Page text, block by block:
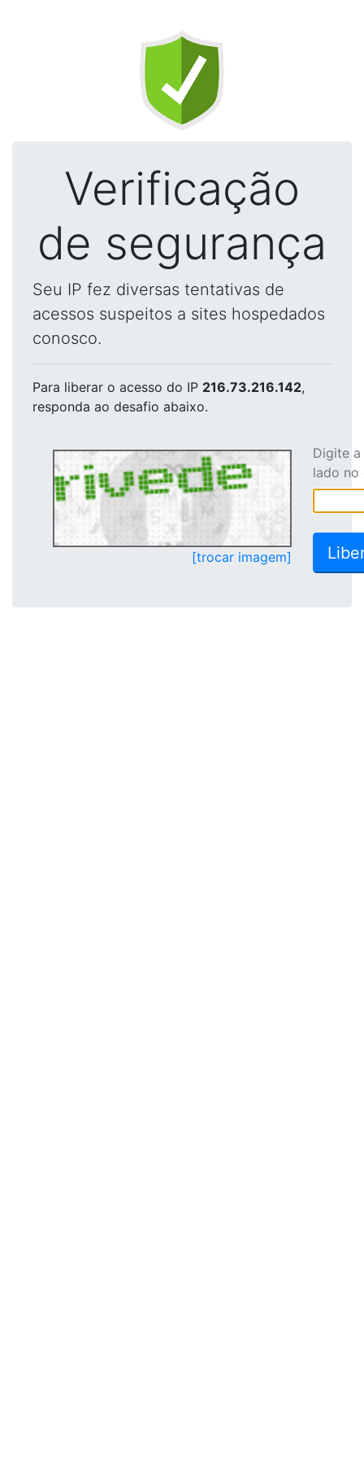
Verificação
de segurança
Seu IP fez diversas tentativas de
acessos suspeitos a sites hospedados
conosco.
Para liberar o acesso do IP 216.73.216.142,
responda ao desafio abaixo.
[trocar imagem]
Digite
lado no